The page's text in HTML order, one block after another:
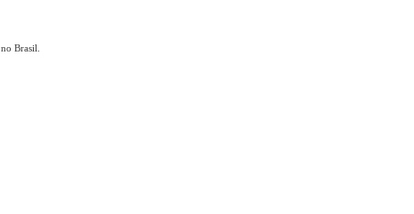
Brasil.